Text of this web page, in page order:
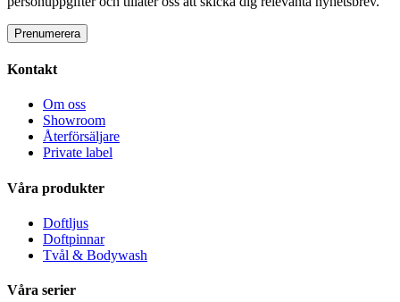
Kontakt
Om oss
Showroom
Återförsäljare
Private label
Våra produkter
Doftljus
Doftpinnar
Tvål & Bodywash
Våra serier